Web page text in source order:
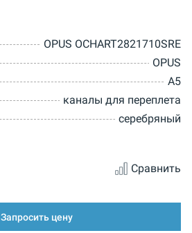
OPUS OCHART2821710SRE
OPUS
A5
каналы для переплета
серебряный
Сравнить
Запросить цену